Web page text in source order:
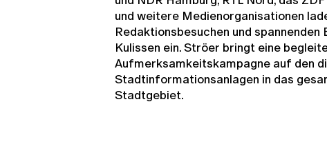
und weitere Medienorganisationen
Redaktionsbesuchen und spannenden
Kulissen ein. Ströer bringt eine
Aufmerksamkeitskampagne auf den
Stadtinformationsanlagen in das
Stadtgebiet.